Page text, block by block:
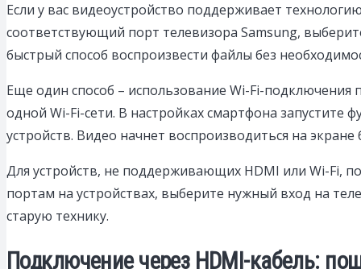
Если у вас видеоустройство поддерживает
соответствующий порт телевизора Samsung,
быстрый способ воспроизвести файлы без
Еще один способ – использование Wi-Fi-
одной Wi-Fi-сети. В настройках смартфона
устройств. Видео начнет воспроизводиться на
Для устройств, не поддерживающих HDMI или Wi-Fi,
портам на устройствах, выберите нужный вход на
старую технику.
Подключение через HDMI-кабель: